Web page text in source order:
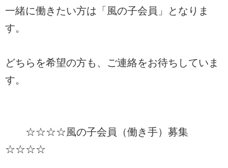
一緒に働きたい方は「風の子会員」となりま
す。
どちらを希望の方も、ご連絡をお待ちしていま
す。
☆☆☆☆風の子会員（働き手）募集
☆☆☆☆